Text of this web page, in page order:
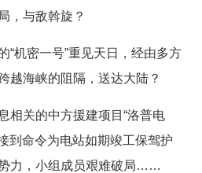
，与敌斡旋？
“机密一号”重见天日，经由多方
越海峡的阻隔，送达大陆？
相关的中方援建项目“洛普电
到命令为电站如期竣工保驾护
力，小组成员艰难破局……